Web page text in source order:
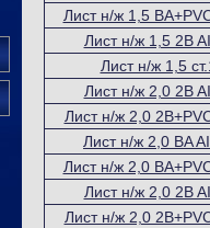
Лист н/ж 1,5
Лист н/ж 1,5 2B
Лист н/ж 1,5
Лист н/ж 2,0 2B
Лист н/ж 2,0
Лист н/ж 2,0 BA
Лист н/ж 2,0
Лист н/ж 2,0 2B
Лист н/ж 2,0